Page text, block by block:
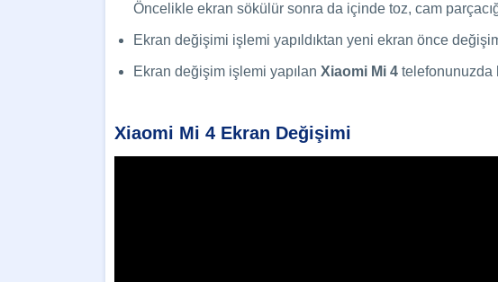
Öncelikle ekran sökülür sonra da içinde toz, cam
Ekran değişimi işlemi yapıldıktan yeni ekran önce
Ekran değişim işlemi yapılan Xiaomi Mi 4 telefonunuzda
Xiaomi Mi 4 Ekran Değişimi